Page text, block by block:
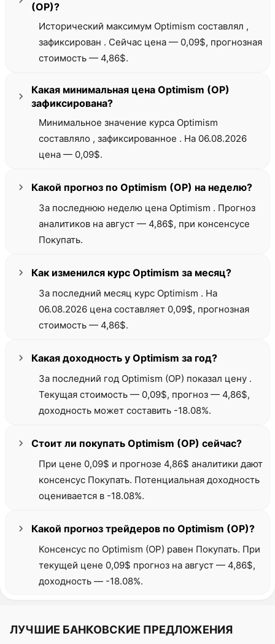
(OP)?
Исторический максимум Optimism составлял ,
зафиксирован . Сейчас цена — 0,09$, прогнозная
стоимость — 4,86$.
Какая минимальная цена Optimism (OP)
зафиксирована?
Минимальное значение курса Optimism
составляло , зафиксированное . На 06.08.2026
цена — 0,09$.
Какой прогноз по Optimism (OP) на неделю?
За последнюю неделю цена Optimism . Прогноз
аналитиков на август — 4,86$, при консенсусе
Покупать.
Как изменился курс Optimism за месяц?
За последний месяц курс Optimism . На
06.08.2026 цена составляет 0,09$, прогнозная
стоимость — 4,86$.
Какая доходность у Optimism за год?
За последний год Optimism (OP) показал цену .
Текущая стоимость — 0,09$, прогноз — 4,86$,
доходность может составить -18.08%.
Стоит ли покупать Optimism (OP) сейчас?
При цене 0,09$ и прогнозе 4,86$ аналитики дают
консенсус Покупать. Потенциальная доходность
оценивается в -18.08%.
Какой прогноз трейдеров по Optimism (OP)?
Консенсус по Optimism (OP) равен Покупать. При
текущей цене 0,09$ прогноз на август — 4,86$,
доходность — -18.08%.
ЛУЧШИЕ БАНКОВСКИЕ ПРЕДЛОЖЕНИЯ